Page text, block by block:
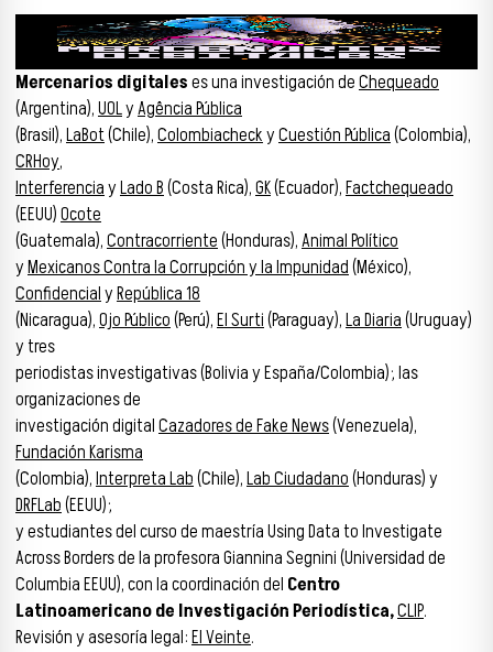
Mercenarios digitaleses una investigación deChequeado
(Argentina),UOLyAgência Pública
(Brasil),LaBot(Chile),ColombiacheckyCuestión Pública(Colombia),
CRHoy,
InterferenciayLado B(Costa Rica),GK(Ecuador),Factchequeado
(EEUU)Ocote
(Guatemala),Contracorriente(Honduras),Animal Político
yMexicanos Contra la Corrupción y la Impunidad(México),
ConfidencialyRepública 18
(Nicaragua),Ojo Público(Perú),El Surti(Paraguay),La Diaria(Uruguay)
y tres
periodistas investigativas (Bolivia y España/Colombia); las
organizaciones de
investigación digitalCazadores de Fake News(Venezuela),
Fundación Karisma
(Colombia),Interpreta Lab(Chile),Lab Ciudadano(Honduras) y
DRFLab(EEUU);
y estudiantes del curso de maestría Using Data to Investigate
Across Borders de la profesora Giannina Segnini (Universidad de
Columbia EEUU), con la coordinación del Centro
Latinoamericano de Investigación Periodística,CLIP.
Revisión y asesoría legal:El Veinte.